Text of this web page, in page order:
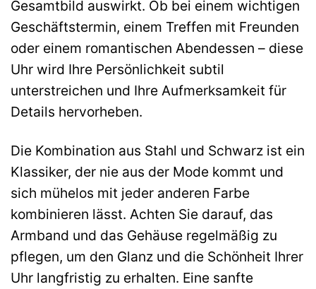
Gesamtbild auswirkt. Ob bei einem wichtigen
Geschäftstermin, einem Treffen mit Freunden
oder einem romantischen Abendessen – diese
Uhr wird Ihre Persönlichkeit subtil
unterstreichen und Ihre Aufmerksamkeit für
Details hervorheben.
Die Kombination aus Stahl und Schwarz ist ein
Klassiker, der nie aus der Mode kommt und
sich mühelos mit jeder anderen Farbe
kombinieren lässt. Achten Sie darauf, das
Armband und das Gehäuse regelmäßig zu
pflegen, um den Glanz und die Schönheit Ihrer
Uhr langfristig zu erhalten. Eine sanfte